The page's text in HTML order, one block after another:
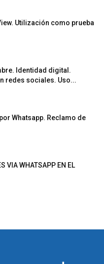
Utilización como prueba
Identidad digital.
redes sociales. Uso...
Whatsapp. Reclamo de
VIA WHATSAPP EN EL